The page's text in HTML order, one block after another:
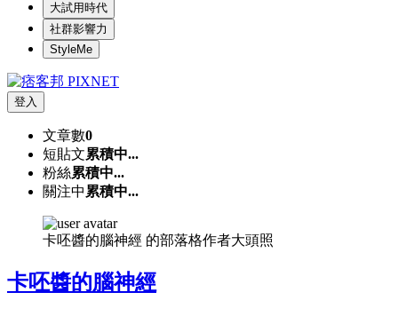
大試用時代
社群影響力
StyleMe
登入
文章數0
短貼文累積中...
粉絲累積中...
關注中 累積中...
卡呸醬的腦神經 的部落格作者大頭照
卡呸醬的腦神經